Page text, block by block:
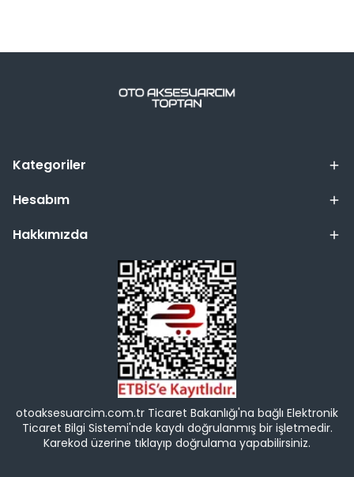
Kategoriler
Hesabım
Hakkımızda
otoaksesuarcim.com.tr Ticaret Bakanlığı'na bağlı Elektronik
Ticaret Bilgi Sistemi'nde kaydı doğrulanmış bir işletmedir.
Karekod üzerine tıklayıp doğrulama yapabilirsiniz.